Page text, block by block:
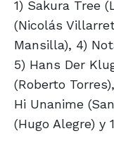
1) Sakura Tree
(Nicolás
Mansilla), 4)
5) Hans Der
(Roberto
Hi Unanime
(Hugo Alegre) y